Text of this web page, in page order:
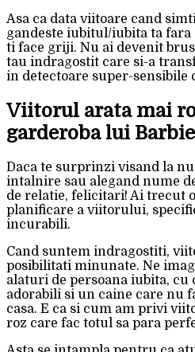
Asa ca data viitoare cand
gandeste iubitul/iubita ta fara
ti face griji. Nu ai devenit
tau indragostit care si-a
in detectoare super-sensibile
Viitorul arata mai
garderoba lui Barbie
Daca te surprinzi visand la
intalnire sau alegand nume
de relatie, felicitari! Ai trecut
planificare a viitorului,
incurabili.
Cand suntem indragostiti,
posibilitati minunate. Ne
alaturi de persoana iubita, cu
adorabili si un caine care nu
casa. E ca si cum am privi
roz care fac totul sa para